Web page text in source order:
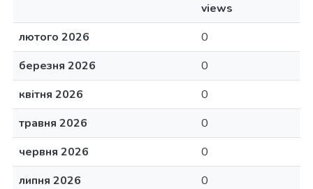
views
лютого 2026
0
березня 2026
0
квітня 2026
0
травня 2026
0
червня 2026
0
липня 2026
0